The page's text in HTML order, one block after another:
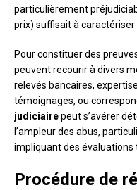
particulièrement
prix) suffisait à
Pour constituer des
peuvent recourir à divers
relevés bancaires,
témoignages, ou
judiciairepeut s’avérer
l’ampleur des abus,
impliquant des évaluations
Procédure de